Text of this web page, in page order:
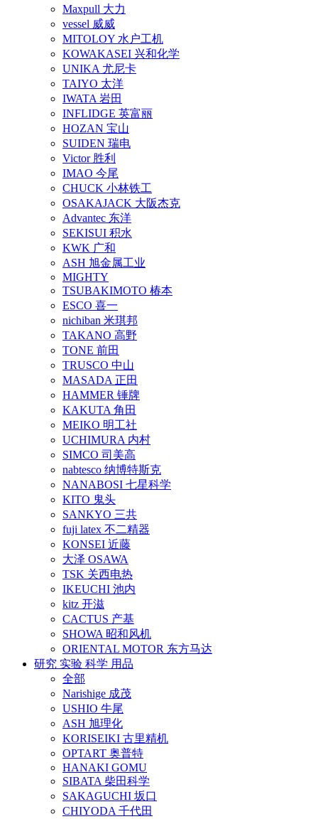
Maxpull 大力
vessel 威威
MITOLOY 水户工机
KOWAKASEI 兴和化学
UNIKA 尤尼卡
TAIYO 太洋
IWATA 岩田
INFLIDGE 英富丽
HOZAN 宝山
SUIDEN 瑞电
Victor 胜利
IMAO 今尾
CHUCK 小林铁工
OSAKAJACK 大阪杰克
Advantec 东洋
SEKISUI 积水
KWK 广和
ASH 旭金属工业
MIGHTY
TSUBAKIMOTO 椿本
ESCO 喜一
nichiban 米琪邦
TAKANO 高野
TONE 前田
TRUSCO 中山
MASADA 正田
HAMMER 锤牌
KAKUTA 角田
MEIKO 明工社
UCHIMURA 内村
SIMCO 司美高
nabtesco 纳博特斯克
NANABOSI 七星科学
KITO 鬼头
SANKYO 三共
fuji latex 不二精器
KONSEI 近藤
大泽 OSAWA
TSK 关西电热
IKEUCHI 池内
kitz 开滋
CACTUS 产基
SHOWA 昭和风机
ORIENTAL MOTOR 东方马达
研究 实验 科学 用品
全部
Narishige 成茂
USHIO 牛尾
ASH 旭理化
KORISEIKI 古里精机
OPTART 奥普特
HANAKI GOMU
SIBATA 柴田科学
SAKAGUCHI 坂口
CHIYODA 千代田